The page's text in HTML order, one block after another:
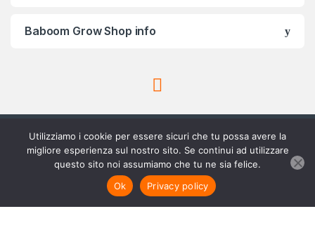
Aggiungi al carrello
Baboom Grow Shop info
Scrivici su Whatsapp
3756420488
Utilizziamo i cookie per essere sicuri che tu possa avere la
migliore esperienza sul nostro sito. Se continui ad utilizzare
questo sito noi assumiamo che tu ne sia felice.
Ok
Privacy policy